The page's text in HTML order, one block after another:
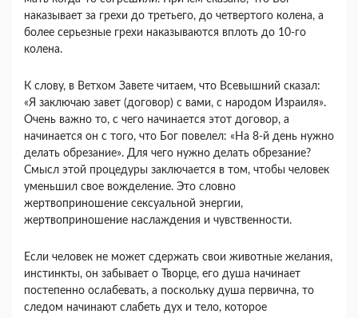
наказывает за грехи до третьего, до четвертого колена, а
более серьезные грехи наказываются вплоть до 10-го
колена.
К слову, в Ветхом Завете читаем, что Всевышний сказал:
«Я заключаю завет (договор) с вами, с народом Израиля».
Очень важно то, с чего начинается этот договор, а
начинается он с того, что Бог повелел: «На 8-й день нужно
делать обрезание». Для чего нужно делать обрезание?
Смысл этой процедуры заключается в том, чтобы человек
уменьшил свое вожделение. Это словно
жертвоприношение сексуальной энергии,
жертвоприношение наслаждения и чувственности.
Если человек не может сдержать свои животные желания,
инстинкты, он забывает о Творце, его душа начинает
постепенно ослабевать, а поскольку душа первична, то
следом начинают слабеть дух и тело, которое